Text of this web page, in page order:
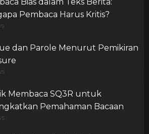
Pembaca Harus Kritis?
dan Parole Menurut Pemikiran
Membaca SQ3R untuk
Pemahaman Bacaan